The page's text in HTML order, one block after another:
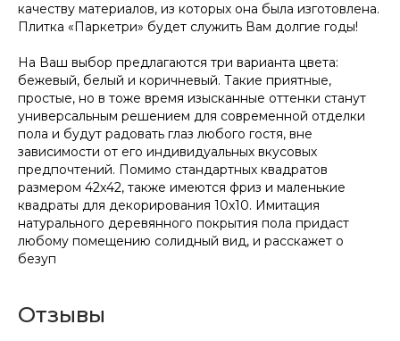
качеству материалов, из которых она была изготовлена.
Плитка «Паркетри» будет служить Вам долгие годы!
На Ваш выбор предлагаются три варианта цвета:
бежевый, белый и коричневый. Такие приятные,
простые, но в тоже время изысканные оттенки станут
универсальным решением для современной отделки
пола и будут радовать глаз любого гостя, вне
зависимости от его индивидуальных вкусовых
предпочтений. Помимо стандартных квадратов
размером 42х42, также имеются фриз и маленькие
квадраты для декорирования 10х10. Имитация
натурального деревянного покрытия пола придаст
любому помещению солидный вид, и расскажет о
безуп
Отзывы